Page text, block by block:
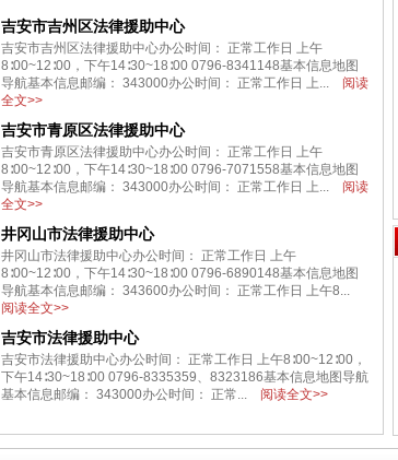
吉安市吉州区法律援助中心
吉安市吉州区法律援助中心办公时间： 正常工作日 上午
8∶00~12∶00，下午14∶30~18∶00 0796-8341148基本信息地图
导航基本信息邮编： 343000办公时间： 正常工作日 上...
阅读
全文>>
吉安市青原区法律援助中心
吉安市青原区法律援助中心办公时间： 正常工作日 上午
8∶00~12∶00，下午14∶30~18∶00 0796-7071558基本信息地图
导航基本信息邮编： 343000办公时间： 正常工作日 上...
阅读
全文>>
井冈山市法律援助中心
井冈山市法律援助中心办公时间： 正常工作日 上午
8∶00~12∶00，下午14∶30~18∶00 0796-6890148基本信息地图
导航基本信息邮编： 343600办公时间： 正常工作日 上午8...
阅读全文>>
吉安市法律援助中心
吉安市法律援助中心办公时间： 正常工作日 上午8∶00~12∶00，
下午14∶30~18∶00 0796-8335359、8323186基本信息地图导航
基本信息邮编： 343000办公时间： 正常...
阅读全文>>